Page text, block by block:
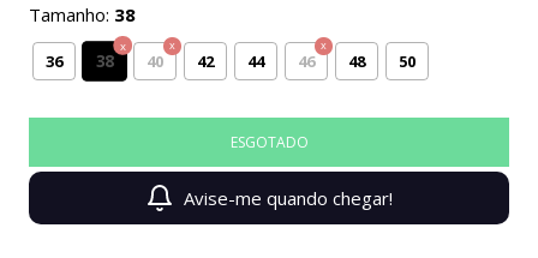
Tamanho: 38
36 38 40 42 44 46 48 50
Avise-me quando chegar!